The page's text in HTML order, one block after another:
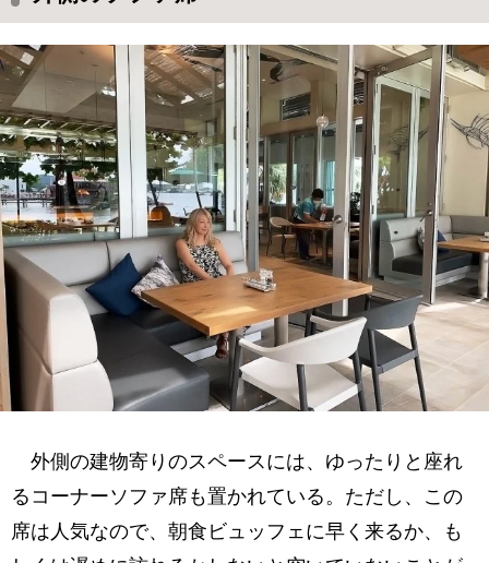
外側の建物寄りのスペースには、ゆったりと座れ
るコーナーソファ席も置かれている。ただし、この
席は人気なので、朝食ビュッフェに早く来るか、も